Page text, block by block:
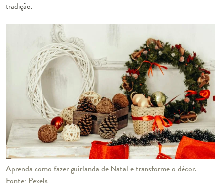
tradição.
Aprenda como fazer guirlanda de Natal e transforme o décor.
Fonte: Pexels